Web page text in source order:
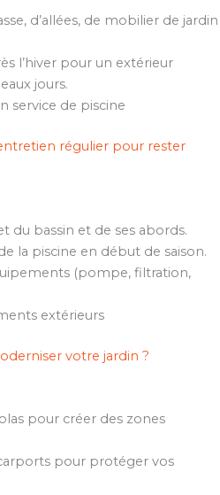
d’allées, de mobilier de jardin
l’hiver pour un extérieur
jours.
service de piscine
régulier pour rester
du bassin et de ses abords.
la piscine en début de saison.
(pompe, filtration,
extérieurs
votre jardin ?
pour créer des zones
pour protéger vos